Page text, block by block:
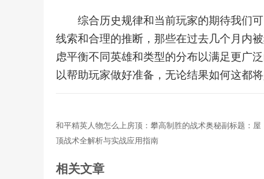
综合历史规律和当前玩家的期待我们
线索和合理的推断，那些在过去几个月内
虑平衡不同英雄和类型的分布以满足更广
以帮助玩家做好准备，无论结果如何这都
和平精英人物怎么上房顶：攀高制胜的战术奥秘副标题：屋
顶战术全解析与实战应用指南
相关文章